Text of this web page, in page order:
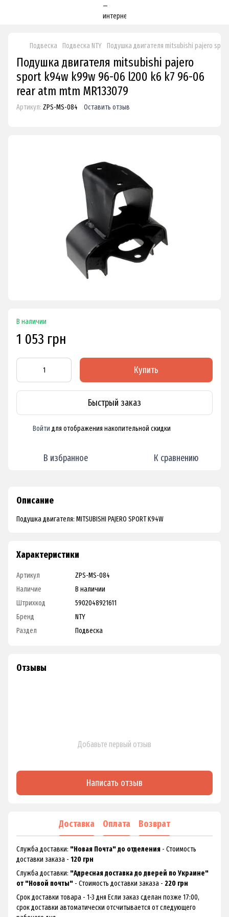
Подвеска Подвеска NTY Подушка двигателя mitsubishi pajero
Подушка двигателя mitsubishi pajero
sport k94w k99w 96-06 l200 k6 k7 96-06
rear atm mtm MR133079
Артикул: ZPS-MS-084 Оставить отзыв
В наличии
1 053 грн
Купить
Быстрый заказ
Войти для отображения накопительной скидки
В избранное К сравнению
Описание
Подушка двигателя: MITSUBISHI PAJERO SPORT K94W
Характеристики
Артикул
ZPS-MS-084
Наличие
В наличии
Штрихкод
5902048921611
Бренд
NTY
Раздел
Подвеска
Отзывы
Добавьте первый отзыв
Написать отзыв
Доставка Оплата Возврат
Служба доставки: "Новая Почта" до отделения - Стоимость
доставки заказа - 120 грн
Служба доставки: "Адресная доставка до дверей по Украине"
от "Новой почты" - Стоимость доставки заказа - 220 грн
Срок доставки товара - 1-3 дня Если заказ сделан позже 17:00,
срок доставки автоматически отсчитывается от следующего